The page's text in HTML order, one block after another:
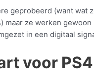
geprobeerd (want wat
maar ze werken
in een digitaal
voor PS4